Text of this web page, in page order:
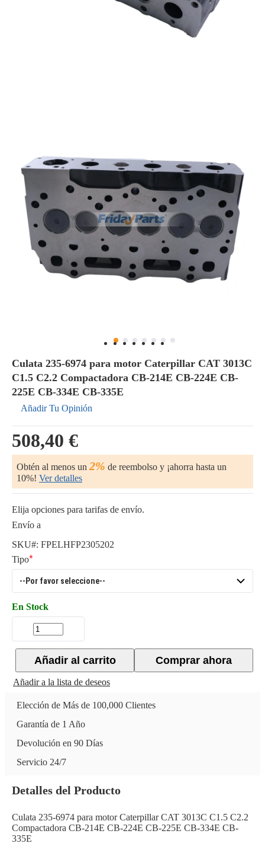
Culata 235-6974 para motor Caterpillar CAT 3013C
C1.5 C2.2 Compactadora CB-214E CB-224E CB-
225E CB-334E CB-335E
Añadir Tu Opinión
508,40 €
Obtén al menos un 2% de reembolso y ¡ahorra hasta un
10%! Ver detalles
Elija opciones para tarifas de envío.
Envío a
SKU#: FPELHFP2305202
Tipo
En Stock
Comprar ahora
Añadir al carrito
Añadir a la lista de deseos
Elección de Más de 100,000 Clientes
Garantía de 1 Año
Devolución en 90 Días
Servicio 24/7
Detalles del Producto
Culata 235-6974 para motor Caterpillar CAT 3013C C1.5 C2.2
Compactadora CB-214E CB-224E CB-225E CB-334E CB-
335E